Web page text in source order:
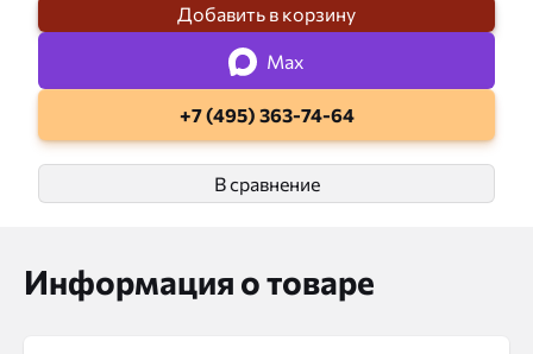
Добавить в корзину
Max
+7 (495) 363-74-64
В сравнение
Информация о товаре